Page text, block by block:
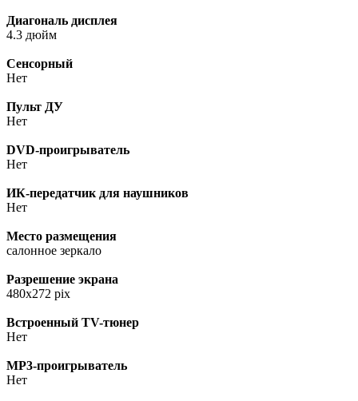
Диагональ дисплея
4.3 дюйм
Сенсорный
Нет
Пульт ДУ
Нет
DVD-проигрыватель
Нет
ИК-передатчик для наушников
Нет
Место размещения
салонное зеркало
Разрешение экрана
480x272 pix
Встроенный TV-тюнер
Нет
MP3-проигрыватель
Нет